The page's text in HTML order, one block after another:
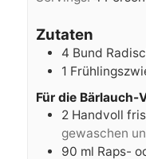
Zutaten
4 Bund
1
Für die Bärlauch-
2 Handvoll
gewaschen
90 ml Raps-